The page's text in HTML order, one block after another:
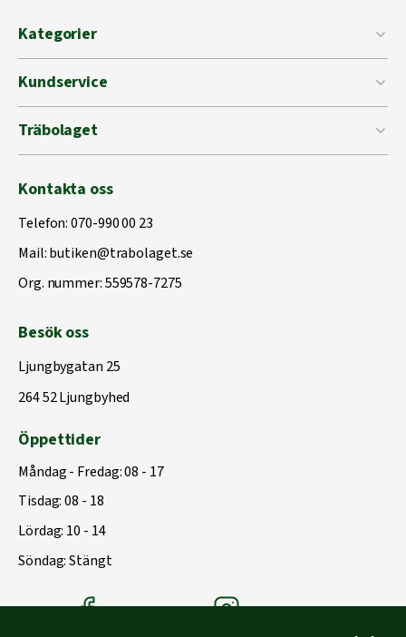
Kategorier
Kundservice
Träbolaget
Kontakta oss
Telefon:070-990 00 23
Mail:butiken@trabolaget.se
Org. nummer: 559578-7275
Besök oss
Ljungbygatan 25
264 52 Ljungbyhed
Öppettider
Måndag - Fredag: 08 - 17
Tisdag: 08 - 18
Lördag: 10 - 14
Söndag: Stängt